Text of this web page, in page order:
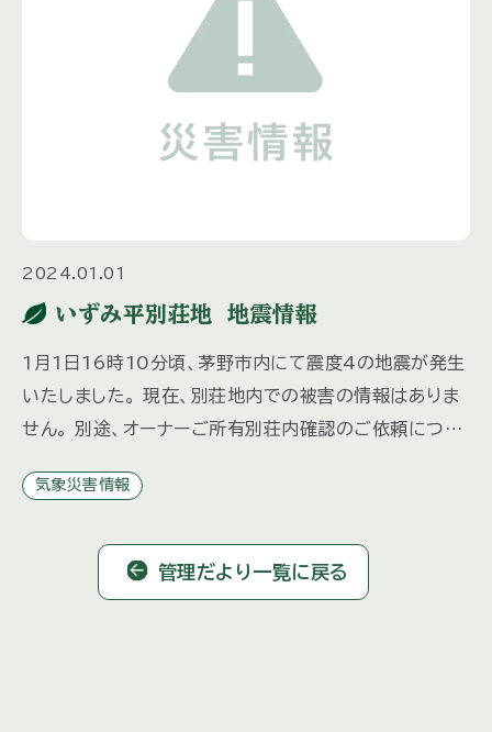
2024.01.01
いずみ平別荘地 地震情報
1月1日16時10分頃、茅野市内にて震度4の地震が発生
いたしました。 現在、別荘地内での被害の情報はありま
せん。 別途、オーナーご所有別荘内確認のご依頼につき
頼によっ […]
気象災害情報
管理だより一覧に戻る